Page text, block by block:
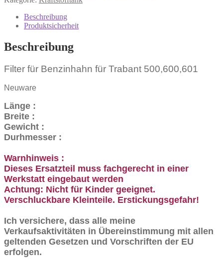
Beschreibung
Produktsicherheit
Beschreibung
Filter für Benzinhahn für Trabant 500,600,601
Neuware
Länge :
Breite :
Gewicht :
Durhmesser :
Warnhinweis :
Dieses Ersatzteil muss fachgerecht in einer
Werkstatt eingebaut werden
Achtung: Nicht für Kinder geeignet.
Verschluckbare Kleinteile. Erstickungsgefahr!
Ich versichere, dass alle meine
Verkaufsaktivitäten in Übereinstimmung mit allen
geltenden Gesetzen und Vorschriften der EU
erfolgen.